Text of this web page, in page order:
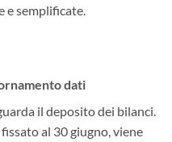
e semplificate.
dati
il deposito dei bilanci.
al 30 giugno, viene